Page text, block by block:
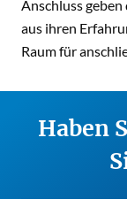
Anschluss
aus ihren
Raum für
Haben